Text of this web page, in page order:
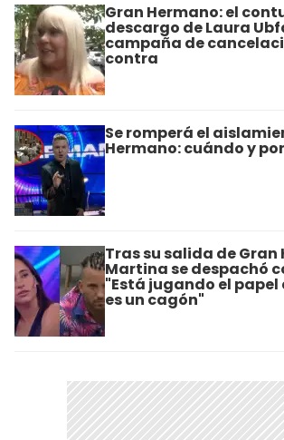
Gran Hermano: el
descargo de Laura
campaña de
contra
Se romperá el
Hermano: cuándo y
Tras su salida de Gran
Martina se despachó
"Está jugando el
es un cagón"